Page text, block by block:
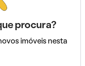
procura?
imóveis nesta